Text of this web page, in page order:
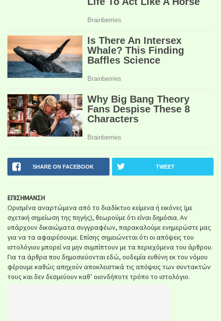
SHARE ON FACEBOOK TWEET
ΕΠΙΣΗΜΑΝΣΗ
Ορισμένα αναρτώμενα από το διαδίκτυο κείμενα ή εικόνες (με
σχετική σημείωση της πηγής), θεωρούμε ότι είναι δημόσια. Αν
υπάρχουν δικαιώματα συγγραφέων, παρακαλούμε ενημερώστε μας
για να τα αφαιρέσουμε. Επίσης σημειώνεται ότι οι απόψεις του
ιστολόγιου μπορεί να μην συμπίπτουν με τα περιεχόμενα του άρθρου.
Για τα άρθρα που δημοσιεύονται εδώ, ουδεμία ευθύνη εκ του νόμου
φέρουμε καθώς απηχούν αποκλειστικά τις απόψεις των συντακτών
τους και δεν δεσμεύουν καθ’ οιονδήποτε τρόπο το ιστολόγιο.